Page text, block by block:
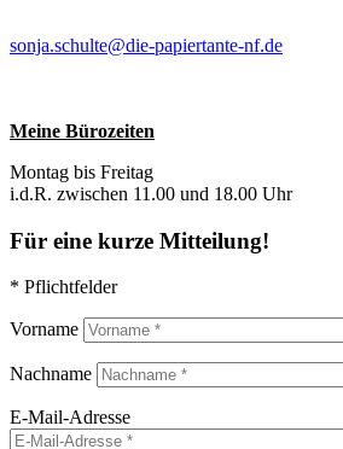
sonja.schulte@die-papiertante-nf.de
Meine Bürozeiten
Montag bis Freitag
i.d.R. zwischen 11.00 und 18.00 Uhr
Für eine kurze Mitteilung!
* Pflichtfelder
Vorname
Nachname
E-Mail-Adresse